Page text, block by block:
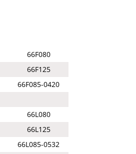
66F080
66F125
66F085-0420
66L080
66L125
66L085-0532